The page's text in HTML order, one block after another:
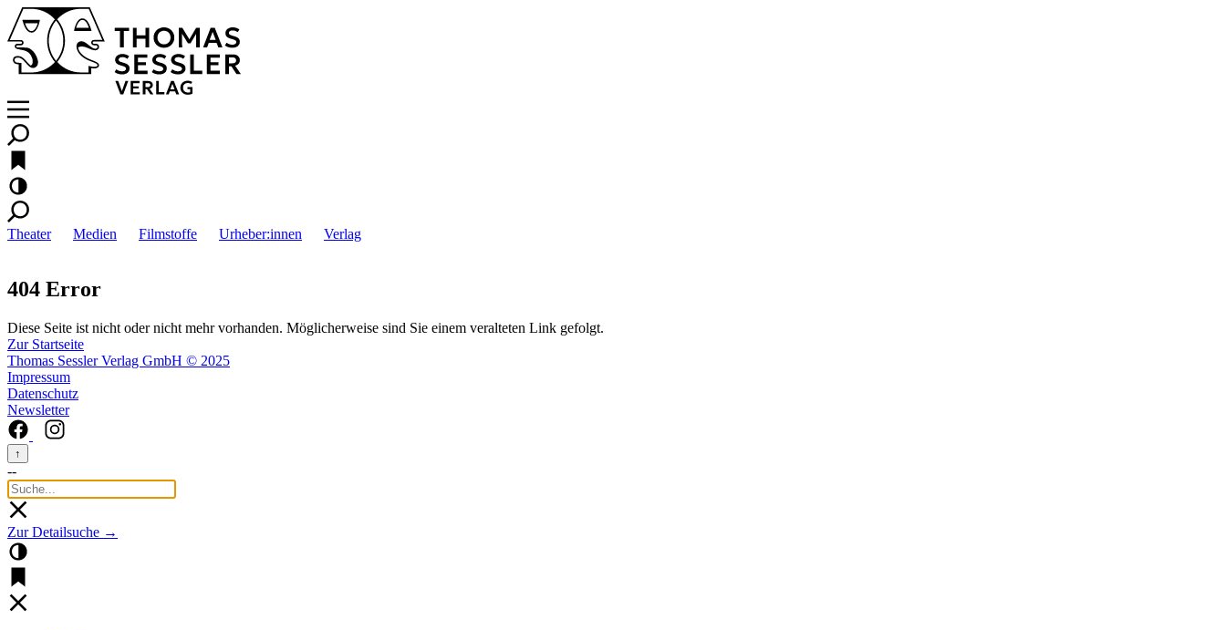
Theater Medien Filmstoffe Urheber:innen Verlag
404 Error
Diese Seite ist nicht oder nicht mehr vorhanden. Möglicherweise sind Sie einem veralteten Link gefolgt.
Zur Startseite
Thomas Sessler Verlag GmbH © 2025
Impressum
Datenschutz
Newsletter
↑
--
Zur Detailsuche →